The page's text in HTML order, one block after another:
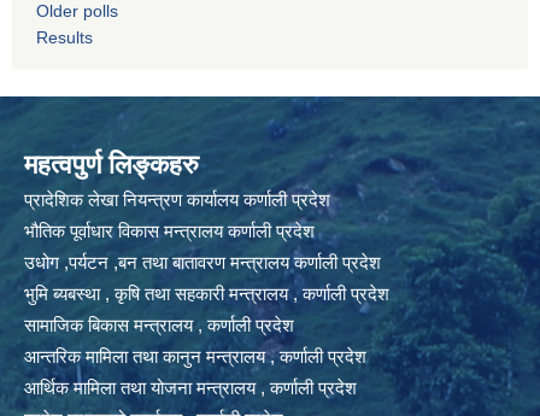
Older polls
Results
महत्वपुर्ण लिङ्कहरु
प्रादेशिक लेखा नियन्त्रण कार्यालय कर्णाली प्रदेश
भौतिक पूर्वाधार विकास मन्त्रालय कर्णाली प्रदेश
उधोग ,पर्यटन ,बन तथा बातावरण मन्त्रालय कर्णाली प्रदेश
भुमि ब्यबस्था , कृषि तथा सहकारी मन्त्रालय , कर्णाली प्रदेश
सामाजिक बिकास मन्त्रालय , कर्णाली प्रदेश
आन्तरिक मामिला तथा कानुन मन्त्रालय , कर्णाली प्रदेश
आर्थिक मामिला तथा योजना मन्त्रालय , कर्णाली प्रदेश